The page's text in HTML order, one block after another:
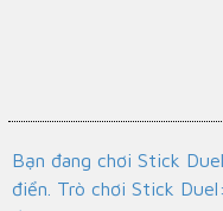
Bạn đang chơi Stick
điển. Trò chơi Stick